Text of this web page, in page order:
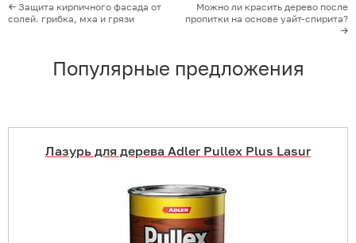
Защита кирпичного фасада от
солей. грибка, мха и грязи
Можно ли красить дерево после
пропитки на основе уайт-спирита?
Популярные предложения
Лазурь для дерева Adler Pullex Plus Lasur
В корзину